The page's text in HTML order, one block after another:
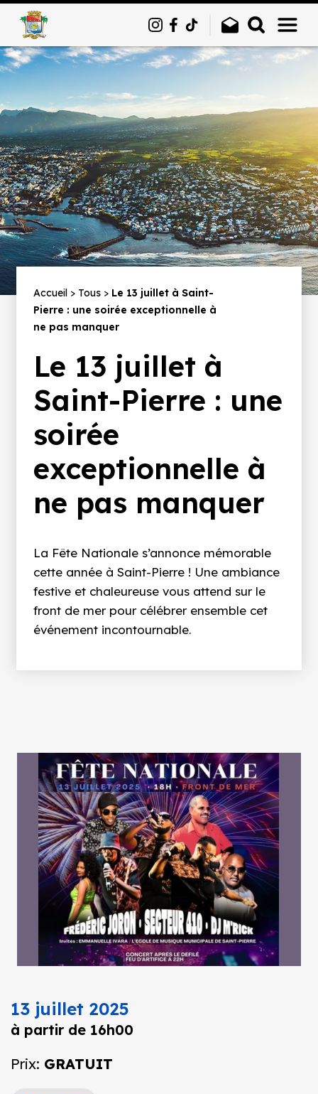
Fil
d'Ariane
Accueil Tous
Le 13 juillet à Saint-
Pierre : une soirée exceptionnelle à
ne pas manquer
Le 13 juillet à
Saint-Pierre : une
soirée
exceptionnelle à
ne pas manquer
La Fête Nationale s’annonce mémorable
cette année à Saint-Pierre ! Une ambiance
festive et chaleureuse vous attend sur le
front de mer pour célébrer ensemble cet
événement incontournable.
13 juillet 2025
à partir de 16h00
Prix: GRATUIT
Panneau de gestion des cookies